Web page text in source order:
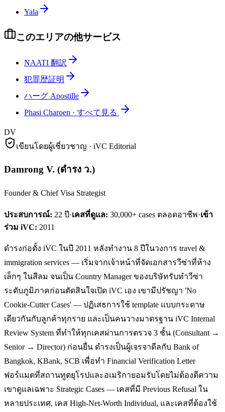
Yala
このエリアの他サービス
NAATI 翻訳
犯罪歴証明
ハーグ Apostille
Phasi Charoen · すべて見る
DV
เขียนโดยผู้เชี่ยวชาญ · iVC Editorial
Damrong V. (ดำรง ว.)
Founder & Chief Visa Strategist
ประสบการณ์: 22 ปี·เคสที่ดูแล: 30,000+ cases ตลอดอาชีพ·เข้า
ร่วม iVC: 2011
ดำรงก่อตั้ง iVC ในปี 2011 หลังทำงาน 8 ปีในวงการ travel &
immigration services — เริ่มจากเจ้าหน้าที่จัดเอกสารวีซ่าที่ห้าง
เล็กๆ ในสีลม จนเป็น Country Manager ของบริษัทรับทำวีซ่า
ระดับภูมิภาคก่อนตัดสินใจเปิด iVC เอง เขามีปรัชญา 'No
Cookie-Cutter Cases' — ปฏิเสธการใช้ template แบบกระดาษ
เดียวกันกับลูกค้าทุกราย และเป็นคนวางมาตรฐาน iVC Internal
Review System ที่ทำให้ทุกเคสผ่านการตรวจ 3 ชั้น (Consultant →
Senior → Director) ก่อนยื่น ดำรงเป็นผู้เจรจาดีลกับ Bank of
Bangkok, KBank, SCB เพื่อทำ Financial Verification Letter
ฟอร์แมตที่สถานทูตยุโรปและอเมริกายอมรับโดยไม่ต้องตีความ
เขาดูแลเฉพาะ Strategic Cases — เคสที่มี Previous Refusal ใน
หลายประเทศ, เคส High-Net-Worth Individual, และเคสที่ต้องใช้